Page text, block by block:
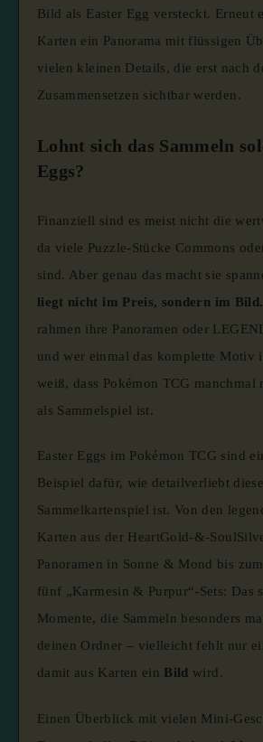
Bild als Easter Egg versteckt. Erneut
Karten ein Panorama mit flüssigen
vielen kleinen Details, die erst nach
Zusammensetzen sichtbar werden.
Lohnt sich das Sammeln
Eggs?
Finanziell sind es meist nicht die
da viele Puzzle-Stücke Commons
sind. Aber genau das macht sie
liegt nicht im Preis, sondern im Bild.
rahmen ihre Panoramen oder
und wer einmal das komplette Motiv
weiß, dass Pokémon TCG manchmal
als Sammelspiel ist.
Easter Eggs im Pokémon TCG sind
Beispiel dafür, wie detailverliebt
Sammelkartenspiel ist. Von den
Karten aus der HeartGold-&-
Panoramen in Sonne & Mond bis
fünf „Karmesin & Purpur“-Sets: Das
Momente, die Sammeln besonders
deinen Ordner – vielleicht fehlt nur
damit aus Karten ein Bild wird.
Einen Überblick mit vielen Mini-